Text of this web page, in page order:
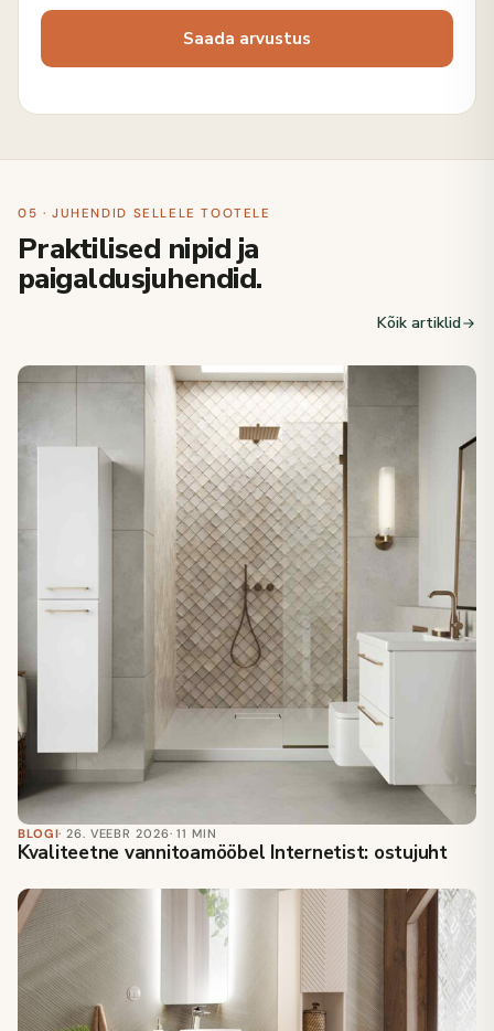
05 · JUHENDID SELLELE TOOTELE
Praktilised nipid ja
paigaldusjuhendid.
Kõik artiklid
BLOGI· 26. VEEBR 2026· 11 MIN
Kvaliteetne vannitoamööbel Internetist: ostujuht